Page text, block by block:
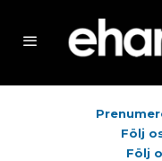
Följ
Följ